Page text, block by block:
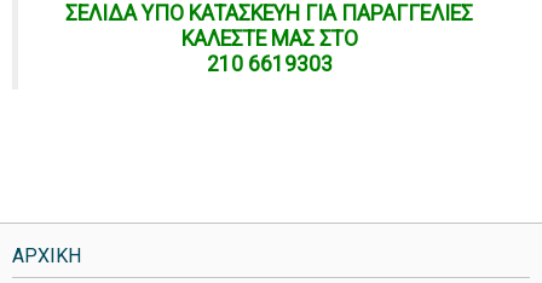
ΣΕΛΙΔΑ ΥΠΟ ΚΑΤΑΣΚΕΥΗ ΓΙΑ ΠΑΡΑΓΓΕΛΙΕΣ
ΚΑΛΕΣΤΕ ΜΑΣ ΣΤΟ
210 6619303
ΑΡΧΙΚΗ